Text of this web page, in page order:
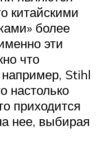
китайскими
более
эти
что
например, Stihl
настолько
приходится
нее, выбирая